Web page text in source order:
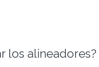
los alineadores?